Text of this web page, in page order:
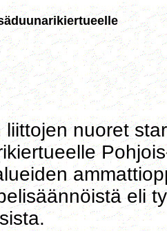
liittojen nuoret
eli